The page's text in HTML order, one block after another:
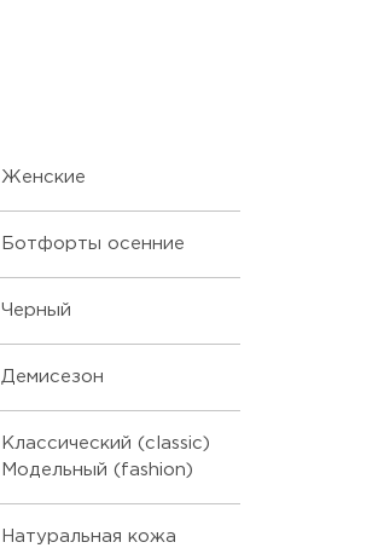
Женские
Ботфорты осенние
Черный
Демисезон
Классический (classic)
Модельный (fashion)
Натуральная кожа